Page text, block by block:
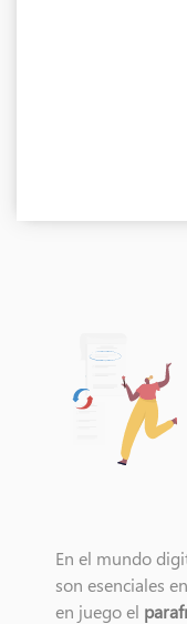
En el mundo
son esenciales
en juego el